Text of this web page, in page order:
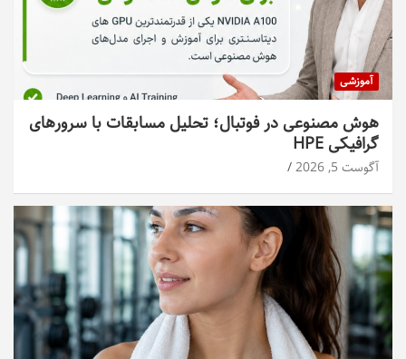
آموزشی
هوش مصنوعی در فوتبال؛ تحلیل مسابقات با سرورهای
گرافیکی HPE
آگوست 5, 2026